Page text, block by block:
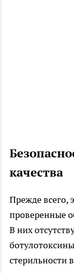
качества
Прежде всего,
проверенные
В них
стерильности